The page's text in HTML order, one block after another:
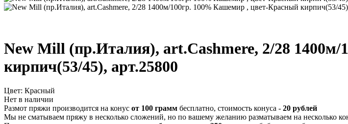
New Mill (пр.Италия), art.Cashmere, 2/28
кирпич(53/45), арт.25800
Цвет: Красный
Нет в наличии
Размот пряжи производится на конус от 100 грамм бесплатно, стоимость конуса - 20 рублей
Мы не сматываем пряжу в несколько сложений, но по вашему желанию разматываем на несколько